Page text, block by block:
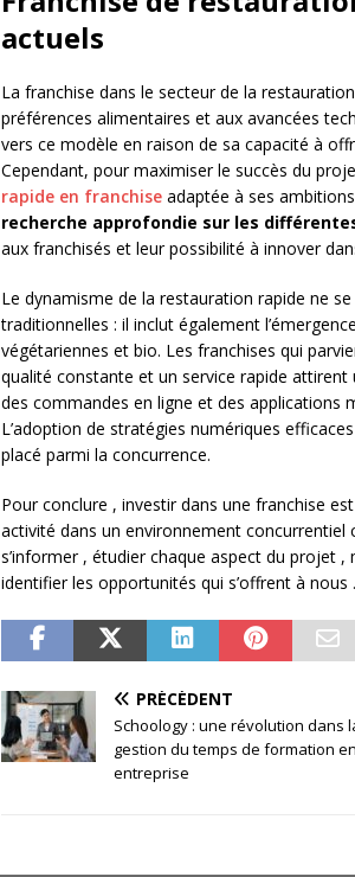
actuels
La franchise dans le secteur de la
préférences alimentaires et aux avancées
vers ce modèle en raison de sa capacité à
Cependant, pour maximiser le succès du
rapide en franchise adaptée à ses
recherche approfondie sur les
aux franchisés et leur possibilité à innover
Le dynamisme de la restauration rapide ne
traditionnelles : il inclut également
végétariennes et bio. Les franchises qui
qualité constante et un service rapide attirent
des commandes en ligne et des applications
L’adoption de stratégies numériques
placé parmi la concurrence.
Pour conclure , investir dans une franchise
activité dans un environnement
s’informer , étudier chaque aspect du projet
identifier les opportunités qui s’offrent à nous .
PRÉCÉDENT
Schoology : une révolution dans
gestion du temps de formation en
entreprise